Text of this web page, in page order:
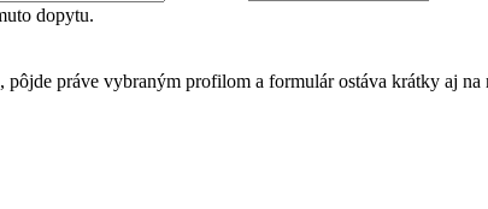
dopytu.
práve vybraným profilom a formulár ostáva krátky aj na